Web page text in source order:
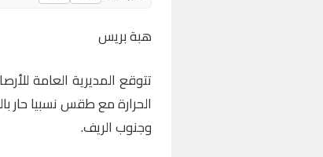
هبة بريس
تتوقع المديرية العامة
الحرارة مع طقس نسبيا حار
وجنوب الريف.